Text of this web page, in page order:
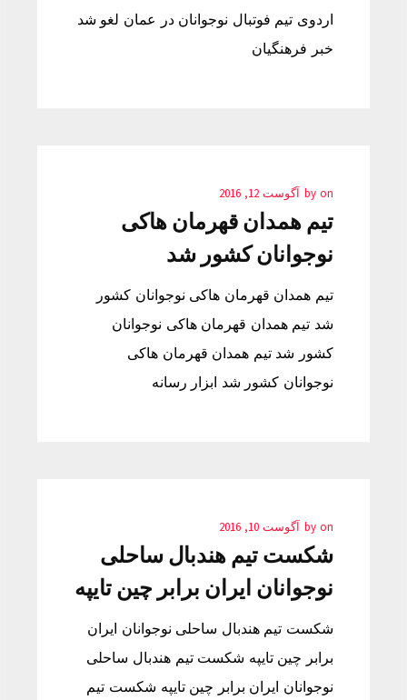
اردوی تیم فوتبال نوجوانان در عمان لغو شد
خبر فرهنگیان
by on آگوست 12, 2016
تیم همدان قهرمان هاکی
نوجوانان کشور شد
تیم همدان قهرمان هاکی نوجوانان کشور
شد تیم همدان قهرمان هاکی نوجوانان
کشور شد تیم همدان قهرمان هاکی
نوجوانان کشور شد ابزار رسانه
by on آگوست 10, 2016
شکست تیم هندبال ساحلی
نوجوانان ایران برابر چین تایپه
شکست تیم هندبال ساحلی نوجوانان ایران
برابر چین تایپه شکست تیم هندبال ساحلی
نوجوانان ایران برابر چین تایپه شکست تیم